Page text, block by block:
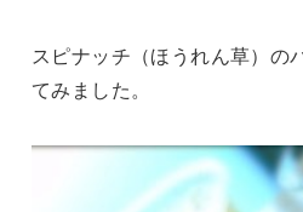
スピナッチ（ほうれん草）
てみました。